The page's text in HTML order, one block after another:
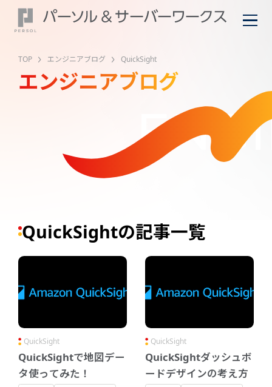
TOP エンジニアブログ QuickSight
エンジニアブログ
QuickSightの記事一覧
QuickSight
QuickSightで地図デー
タ使ってみた！
QuickSight
QuickSightダッシュボ
ードデザインの考え方